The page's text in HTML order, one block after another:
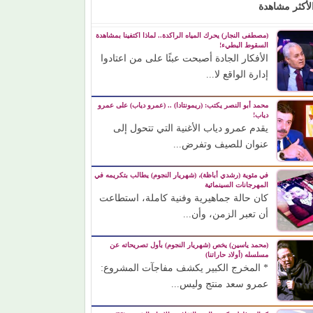
مشاهدة
(مصطفى النجار) يحرك المياه الراكدة.. لماذا اكتفينا بمشاهدة
السقوط البطيء!
الأفكار الجادة أصبحت عبئًا على من اعتادوا
إدارة الواقع لا...
محمد أبو النصر يكتب: (ريمونتادا) .. (عمرو دياب) على عمرو
دياب!
يقدم عمرو دياب الأغنية التي تتحول إلى
عنوان للصيف وتفرض...
في مئوية (رشدي أباظة)، (شهريار النجوم) يطالب بتكريمه في
المهرجانات السينمائية
كان حالة جماهيرية وفنية كاملة، استطاعت
أن تعبر الزمن، وأن...
(محمد ياسين) يخص (شهريار النجوم) بأول تصريحاته عن
مسلسله (أولاد حاراتنا)
* المخرج الكبير يكشف مفاجآت المشروع:
عمرو سعد منتج وليس...